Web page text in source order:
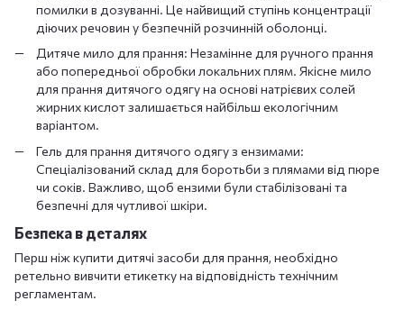
помилки в дозуванні. Це найвищий ступінь концентрації
діючих речовин у безпечній розчинній оболонці.
Дитяче мило для прання: Незамінне для ручного прання
або попередньої обробки локальних плям. Якісне мило
для прання дитячого одягу на основі натрієвих солей
жирних кислот залишається найбільш екологічним
варіантом.
Гель для прання дитячого одягу з ензимами:
Спеціалізований склад для боротьби з плямами від пюре
чи соків. Важливо, щоб ензими були стабілізовані та
безпечні для чутливої шкіри.
Безпека в деталях
Перш ніж купити дитячі засоби для прання, необхідно
ретельно вивчити етикетку на відповідність технічним
регламентам.